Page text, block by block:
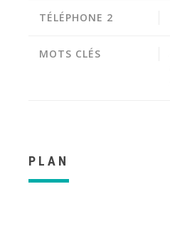
TÉLÉPHONE 2
MOTS CLÉS
PLAN